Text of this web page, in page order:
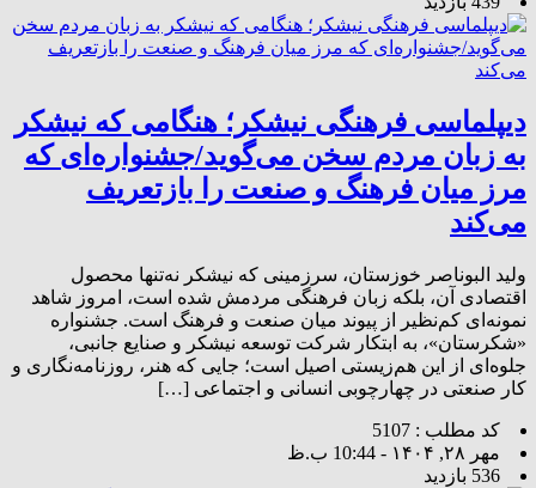
دیپلماسی فرهنگی نیشکر؛ هنگامی که نیشکر
به زبان مردم سخن می‌گوید/جشنواره‌ای که
مرز میان فرهنگ و صنعت را بازتعریف
می‌کند
ولید البوناصر خوزستان، سرزمینی که نیشکر نه‌تنها محصول
اقتصادی آن، بلکه زبان فرهنگی مردمش شده است، امروز شاهد
نمونه‌ای کم‌نظیر از پیوند میان صنعت و فرهنگ است. جشنواره
«شکرستان»، به ابتکار شرکت توسعه نیشکر و صنایع جانبی،
جلوه‌ای از این هم‌زیستی اصیل است؛ جایی که هنر، روزنامه‌نگاری و
کار صنعتی در چهارچوبی انسانی و اجتماعی […]
کد مطلب : 5107
مهر ۲۸, ۱۴۰۴ - 10:44 ب.ظ
536 بازدید